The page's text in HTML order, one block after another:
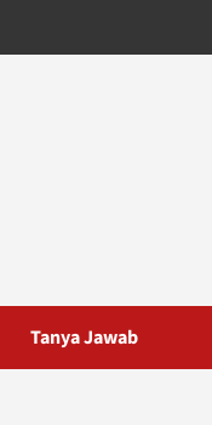
Tanya Jawab